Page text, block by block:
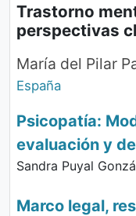
Trastorno
perspectivas
María del Pilar
España
Psicopatía:
evaluación y
Sandra Puyal
Marco legal,